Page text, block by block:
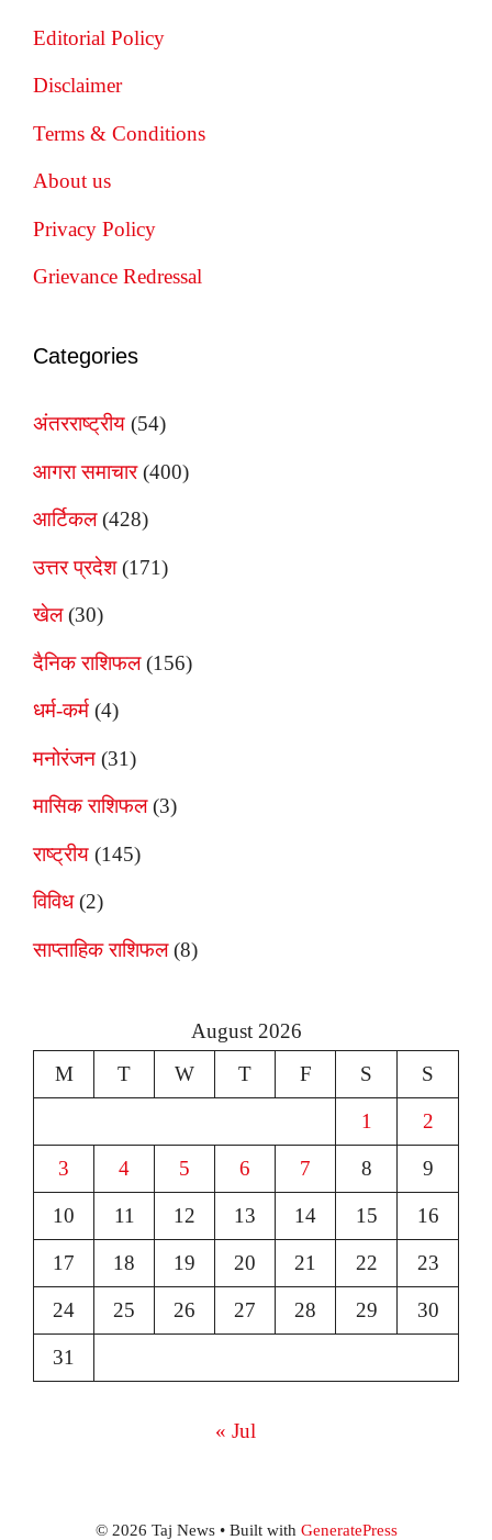
Editorial Policy
Disclaimer
Terms & Conditions
About us
Privacy Policy
Grievance Redressal
Categories
अंतरराष्ट्रीय (54)
आगरा समाचार(400)
आर्टिकल(428)
उत्तर प्रदेश(171)
खेल(30)
दैनिक राशिफल(156)
धर्म-कर्म (4)
मनोरंजन (31)
मासिक राशिफल(3)
राष्ट्रीय (145)
विविध(2)
साप्ताहिक राशिफल(8)
August 2026
M
T W T F S S
1 2
3 4 5 6 7 8 9
10 11 12 13 14 15 16
17 18 19 20 21 22 23
24 25 26 27 28 29 30
31
« Jul
© 2026 Taj News• Built with GeneratePress